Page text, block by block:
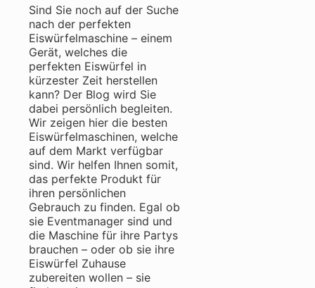
Sind Sie noch auf der Suche
nach der perfekten
Eiswürfelmaschine – einem
Gerät, welches die
perfekten Eiswürfel in
kürzester Zeit herstellen
kann? Der Blog wird Sie
dabei persönlich begleiten.
Wir zeigen hier die besten
Eiswürfelmaschinen, welche
auf dem Markt verfügbar
sind. Wir helfen Ihnen somit,
das perfekte Produkt für
ihren persönlichen
Gebrauch zu finden. Egal ob
sie Eventmanager sind und
die Maschine für ihre Partys
brauchen – oder ob sie ihre
Eiswürfel Zuhause
zubereiten wollen – sie